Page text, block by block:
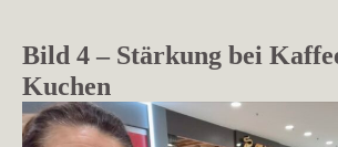
Bild 4 – Stärkung bei
Kuchen